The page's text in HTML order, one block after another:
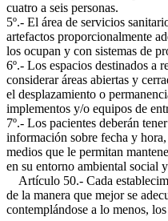
cuatro a seis personas.
5º.- El área de servicios
artefactos proporcionalmente
los ocupan y con sistemas de
6º.- Los espacios destinados a
considerar áreas abiertas y
el desplazamiento o
implementos y/o equipos de
7º.- Los pacientes deberán
información sobre fecha y
medios que le permitan
en su entorno ambiental social
Artículo 50.- Cada
de la manera que mejor se
contemplándose a lo menos,